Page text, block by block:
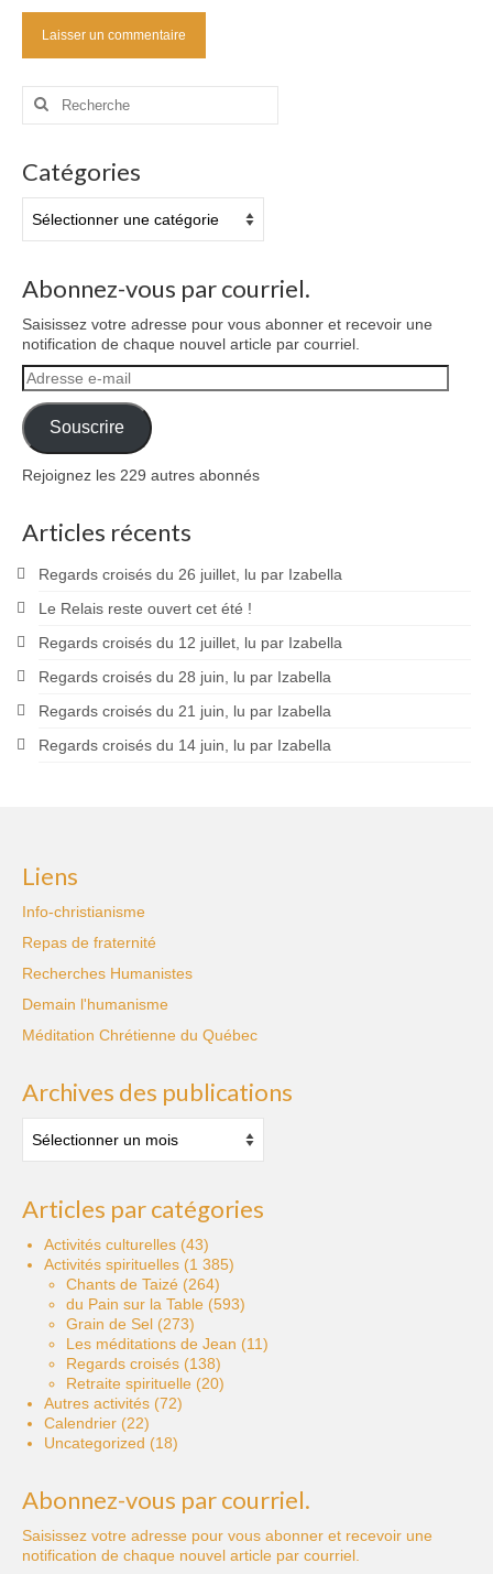
Rechercher
Catégories
Abonnez-vous par courriel.
Saisissez votre adresse pour vous abonner et recevoir une
notification de chaque nouvel article par courriel.
Adresse
e-
mail
Souscrire
Rejoignez les 229 autres abonnés
Articles récents
Regards croisés du 26 juillet, lu par Izabella
Le Relais reste ouvert cet été !
Regards croisés du 12 juillet, lu par Izabella
Regards croisés du 28 juin, lu par Izabella
Regards croisés du 21 juin, lu par Izabella
Regards croisés du 14 juin, lu par Izabella
Liens
Info-christianisme
Repas de fraternité
Recherches Humanistes
Demain l'humanisme
Méditation Chrétienne du Québec
Archives des publications
des
publications
Articles par catégories
Activités culturelles (43)
Activités spirituelles (1 385)
Chants de Taizé (264)
du Pain sur la Table (593)
Grain de Sel (273)
Les méditations de Jean (11)
Regards croisés (138)
Retraite spirituelle (20)
Autres activités (72)
Calendrier (22)
Uncategorized (18)
Abonnez-vous par courriel.
Saisissez votre adresse pour vous abonner et recevoir une
notification de chaque nouvel article par courriel.